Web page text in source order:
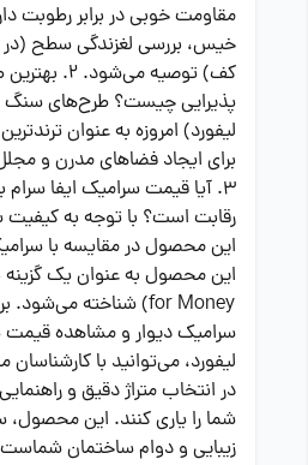
مقاومت خوبی در برابر رطوبت
خیس، بررسی لغزندگی سطح (در
کف) توصیه
پذیرایی چیست؟ طرح‌های
لیفورد) امروزه به عنوان
برای ایجاد فضاهای مدرن و
3. آیا قیمت سرامیک ایفا سرام
رقابت است؟ با توجه به
این محصول در مقایسه با
for Money) شناخته می‌شود. برای دستیابی به انواع
سرامیک دیوار و مشاهدهقیمت
لیفورد، می‌توانید با
در انتخاب متراژ دقیق و
شما را یاری کنند. این محصول،
زیبایی و دوام ساختمان